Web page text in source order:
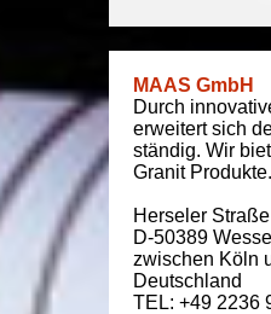
MAAS GmbH
Durch
erweitert sich
ständig. Wir
Granit Produkte.
Herseler
D-50389
zwischen Köln
Deutschland
TEL: +49 2236